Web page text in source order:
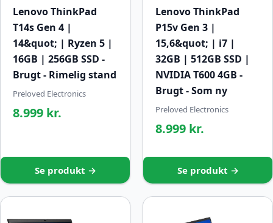
Lenovo ThinkPad
T14s Gen 4 |
14&quot; | Ryzen 5 |
16GB | 256GB SSD -
Brugt - Rimelig stand
Preloved Electronics
8.999 kr.
Se produkt →
Lenovo ThinkPad
P15v Gen 3 |
15,6&quot; | i7 |
32GB | 512GB SSD |
NVIDIA T600 4GB -
Brugt - Som ny
Preloved Electronics
8.999 kr.
Se produkt →